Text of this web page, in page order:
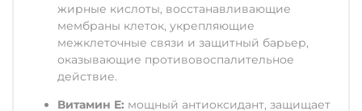
жирные кислоты, восстанавливающие
мембраны клеток, укрепляющие
межклеточные связи и защитный барьер,
оказывающие противовоспалительное
действие.
Витамин Е: мощный антиоксидант, защищает